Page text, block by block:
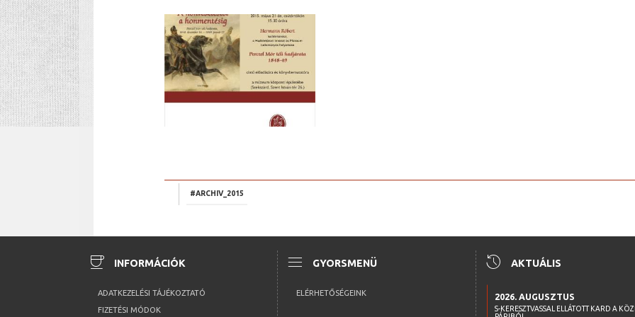
#ARCHIV_2015
coffee INFORMÁCIÓK
ADATKEZELÉSI TÁJÉKOZTATÓ
FIZETÉSI MÓDOK
menu GYORSMENÜ
ELÉRHETŐSÉGEINK
history AKTUÁLIS
2026. AUGUSZTUS
S-KERESZTVASSAL ELLÁTOTT KARD A